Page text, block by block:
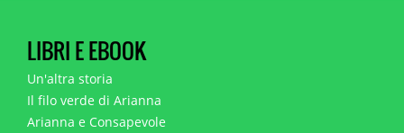
LIBRI E EBOOK
Un'altra storia
Il filo verde di Arianna
Arianna e Consapevole